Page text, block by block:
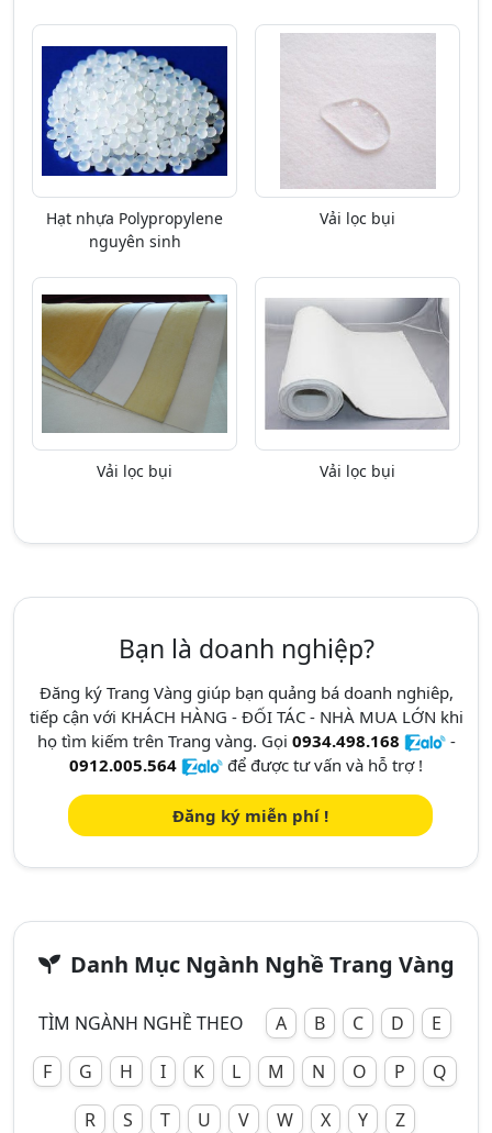
Hạt nhựa Polypropylene
nguyên sinh
Vải lọc bụi
Vải lọc bụi Vải lọc bụi
Bạn là doanh nghiệp?
Đăng ký Trang Vàng giúp bạn quảng bá doanh nghiêp,
tiếp cận với KHÁCH HÀNG - ĐỐI TÁC - NHÀ MUA LỚN khi
họ tìm kiếm trên Trang vàng. Gọi 0934.498.168
-
0912.005.564
để được tư vấn và hỗ trợ !
Đăng ký miễn phí !
Danh Mục Ngành Nghề Trang Vàng
TÌM NGÀNH NGHỀ THEO A B C D
E
F
G H I K L M N O P
Q
R
S T U V W X Y Z